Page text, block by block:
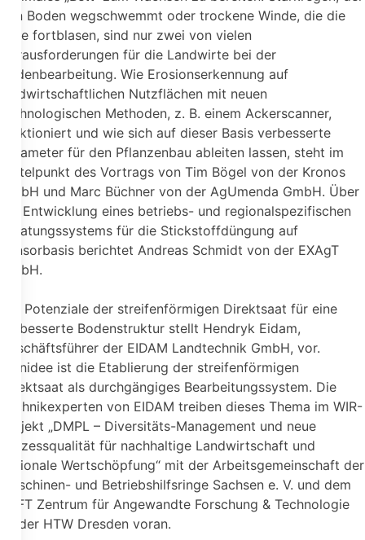
den Boden wegschwemmt oder trockene Winde, die die
Erde fortblasen, sind nur zwei von vielen
Herausforderungen für die Landwirte bei der
Bodenbearbeitung. Wie Erosionserkennung auf
landwirtschaftlichen Nutzflächen mit neuen
technologischen Methoden, z. B. einem Ackerscanner,
funktioniert und wie sich auf dieser Basis verbesserte
Parameter für den Pflanzenbau ableiten lassen, steht im
Mittelpunkt des Vortrags von Tim Bögel von der Kronos
GmbH und Marc Büchner von der AgUmenda GmbH. Über
die Entwicklung eines betriebs- und regionalspezifischen
Beratungssystems für die Stickstoffdüngung auf
Sensorbasis berichtet Andreas Schmidt von der EXAgT
GmbH.
Die Potenziale der streifenförmigen Direktsaat für eine
verbesserte Bodenstruktur stellt Hendryk Eidam,
Geschäftsführer der EIDAM Landtechnik GmbH, vor.
Kernidee ist die Etablierung der streifenförmigen
Direktsaat als durchgängiges Bearbeitungssystem. Die
Technikexperten von EIDAM treiben dieses Thema im WIR-
Projekt „DMPL – Diversitäts-Management und neue
Prozessqualität für nachhaltige Landwirtschaft und
regionale Wertschöpfung“ mit der Arbeitsgemeinschaft der
Maschinen- und Betriebshilfsringe Sachsen e. V. und dem
ZAFT Zentrum für Angewandte Forschung & Technologie
an der HTW Dresden voran.